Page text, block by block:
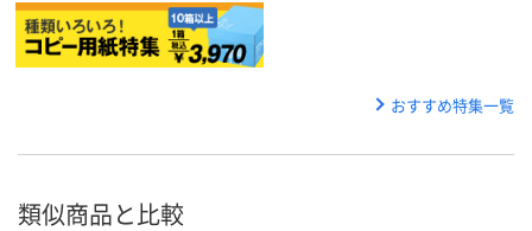
おすすめ特集一覧
類似商品と比較